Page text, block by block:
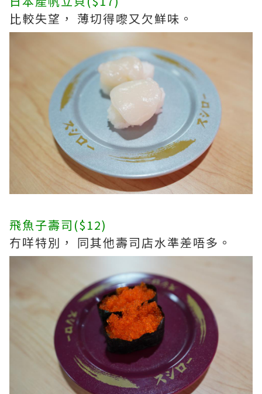
比較失望， 薄切得嚟又欠鮮味。
飛魚子壽司($12)
冇咩特別， 同其他壽司店水準差唔多。